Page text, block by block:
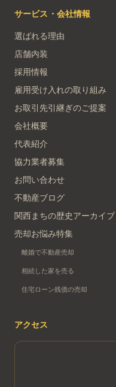
サービス・会社情報
選ばれる理由
店舗内装
採用情報
雇用受け入れの取り組み
お取引先引継ぎのご提案
会社概要
代表紹介
協力業者募集
お問い合わせ
不動産ブログ
関西まちの歴史アーカイブ
売却お悩み特集
離婚で不動産売却
相続した家を売る
住宅ローン残債の売却
アクセス